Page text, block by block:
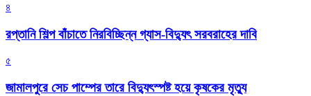
৪
রপ্তানি শিল্প বাঁচাতে নিরবিচ্ছিন্ন গ্যাস-বিদ্যুৎ সরবরাহের দাবি
৫
জামালপুরে সেচ পাম্পের তারে বিদ্যুৎস্পষ্ট হয়ে কৃষকের মৃত্যু